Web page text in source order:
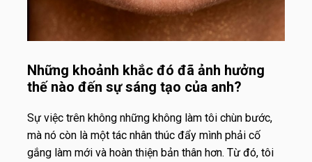
Những khoảnh khắc đó đã ảnh hưởng
thế nào đến sự sáng tạo của anh?
Sự việc trên không những không làm tôi chùn bước,
mà nó còn là một tác nhân thúc đẩy mình phải cố
gắng làm mới và hoàn thiện bản thân hơn. Từ đó, tôi